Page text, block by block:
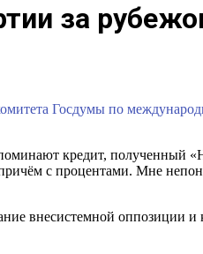
за
Госдумы по
кредит, полученный
с процентами. Мне
внесистемной оппозиции и